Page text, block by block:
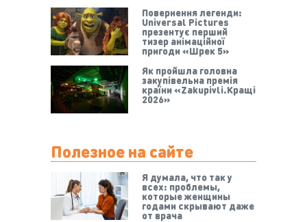
Повернення легенди:
Universal Pictures
презентує перший
тизер анімаційної
пригоди «Шрек 5»
Як пройшла головна
закупівельна премія
країни «Zakupivli.Кращі
2026»
Полезное на сайте
Я думала, что так у
всех: проблемы,
которые женщины
годами скрывают даже
от врача